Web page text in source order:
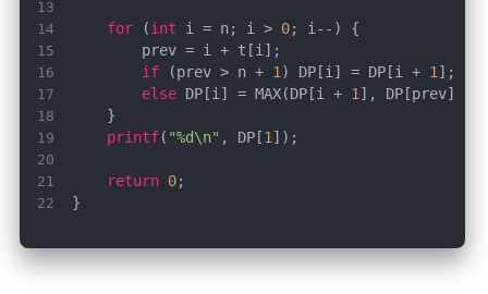
for (int i = n; i > 0
if (prev > n + 1 ) DP[i] = DP[i + 1
else DP[i] = MAX(DP[i + 1
printf( "%d\n" , DP[1
return 0
}